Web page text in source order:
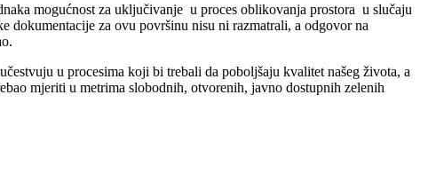
mogućnost za uključivanje u proces oblikovanja prostora u slučaju
dokumentacije za ovu površinu nisu ni razmatrali, a odgovor na
u procesima koji bi trebali da poboljšaju kvalitet našeg života, a
mjeriti u metrima slobodnih, otvorenih, javno dostupnih zelenih